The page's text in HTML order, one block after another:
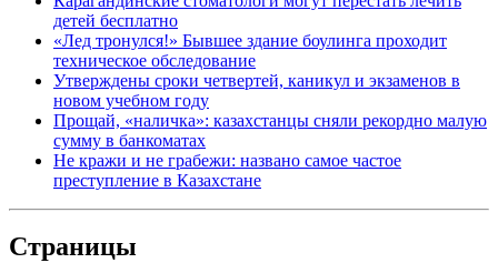
детей бесплатно
«Лед тронулся!» Бывшее здание боулинга проходит
техническое обследование
Утверждены сроки четвертей, каникул и экзаменов в
новом учебном году
Прощай, «наличка»: казахстанцы сняли рекордно малую
сумму в банкоматах
Не кражи и не грабежи: названо самое частое
преступление в Казахстане
Страницы